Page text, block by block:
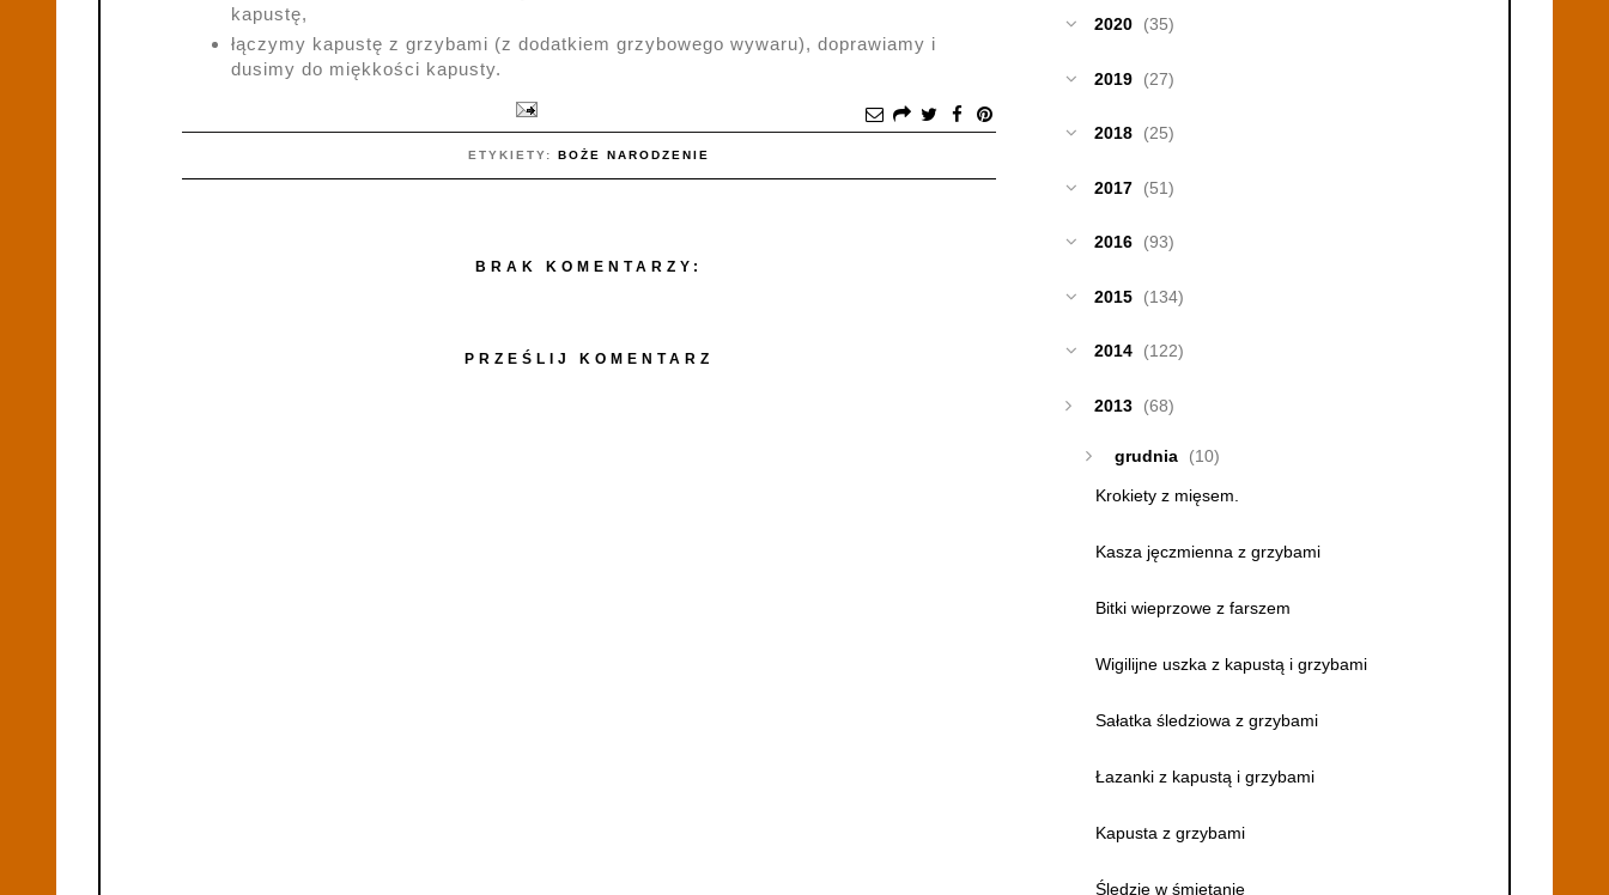
kapustę,
łączymy kapustę z grzybami (z dodatkiem grzybowego wywaru), doprawiamy i
dusimy do miękkości kapusty.
ETYKIETY: BOŻE NARODZENIE
BRAK KOMENTARZY:
PRZEŚLIJ KOMENTARZ
2020 (35)
2019 (27)
2018 (25)
2017 (51)
2016 (93)
2015 (134)
2014 (122)
2013 (68)
grudnia (10)
Krokiety z mięsem.
Kasza jęczmienna z grzybami
Bitki wieprzowe z farszem
Wigilijne uszka z kapustą i grzybami
Sałatka śledziowa z grzybami
Łazanki z kapustą i grzybami
Kapusta z grzybami
Śledzie w śmietanie